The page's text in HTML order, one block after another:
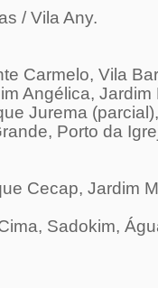
/ Vila Any.
Carmelo, Vila
Angélica,
Jurema
Porto da
Cecap, Jardim
Sadokim,